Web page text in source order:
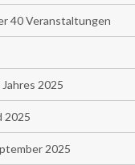
40 Veranstaltungen
2025
2025
2025